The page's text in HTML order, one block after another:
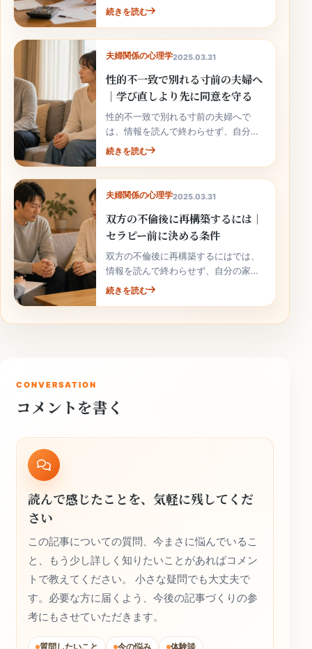
の揺れが関係していることがありま
続きを読む
夫婦関係の心理学2025.03.31
性的不一致で別れる寸前の夫婦へ
｜学び直しより先に同意を守る
性的不一致で別れる寸前の夫婦へで
は、情報を読んで終わらせず、自分の
家庭の事実と次の行動へ落とし込むこ
続きを読む
夫婦関係の心理学2025.03.31
双方の不倫後に再構築するには｜
セラピー前に決める条件
双方の不倫後に再構築するにはでは、
情報を読んで終わらせず、自分の家庭
の事実と次の行動へ落とし込むことが
続きを読む
CONVERSATION
コメントを書く
読んで感じたことを、気軽に残してくだ
さい
この記事についての質問、今まさに悩んでいるこ
と、もう少し詳しく知りたいことがあればコメン
トで教えてください。 小さな疑問でも大丈夫で
す。必要な方に届くよう、今後の記事づくりの参
考にもさせていただきます。
質問したいこと 今の悩み 体験談